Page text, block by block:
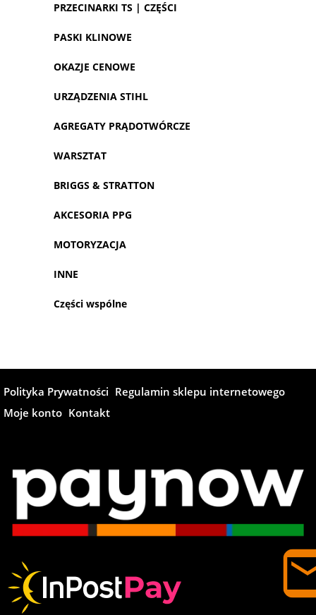
PRZECINARKI TS | CZĘŚCI
PASKI KLINOWE
OKAZJE CENOWE
URZĄDZENIA STIHL
AGREGATY PRĄDOTWÓRCZE
WARSZTAT
BRIGGS & STRATTON
AKCESORIA PPG
MOTORYZACJA
INNE
Części wspólne
Polityka Prywatności Regulamin sklepu internetowego
Moje konto Kontakt